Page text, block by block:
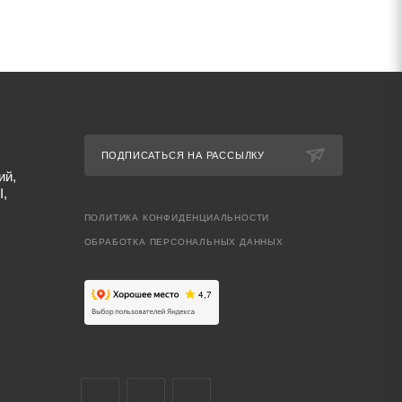
ПОДПИСАТЬСЯ НА РАССЫЛКУ
ПОЛИТИКА КОНФИДЕНЦИАЛЬНОСТИ
ОБРАБОТКА ПЕРСОНАЛЬНЫХ ДАННЫХ